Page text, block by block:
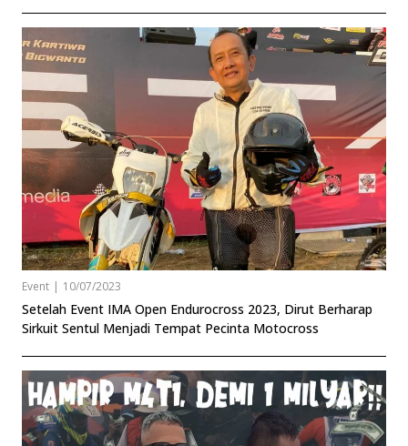
Event | 10/07/2023
Setelah Event IMA Open Endurocross 2023, Dirut Berharap
Sirkuit Sentul Menjadi Tempat Pecinta Motocross